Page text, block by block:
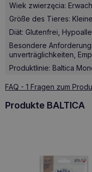
Wiek zwierzęcia:
Größe des Tieres:
Diät: Glutenfrei,
Besondere
unverträglichkeiten,
Produktlinie: Baltica
FAQ - 1 Fragen zum
Produkte BALTICA